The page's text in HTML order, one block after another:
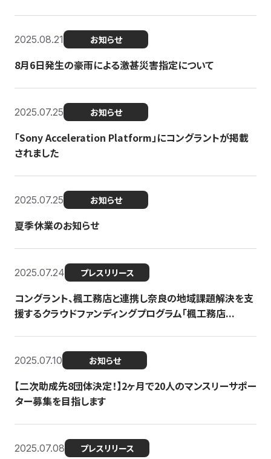
2025.08.21 お知らせ
8月6日発生の豪雨による激甚災害指定について
2025.07.25 お知らせ
「Sony Acceleration Platform」にコングラントが掲載
されました
2025.07.25 お知らせ
夏季休業のお知らせ
2025.07.24 プレスリリース
コングラント、楓工務店と連携し奈良の地域課題解決を支
援するクラウドファンディングプログラム「楓工務店...
2025.07.10 お知らせ
【二次助成先8団体決定！】2ヶ月で20人のマンスリーサポー
ター募集を目指します
2025.07.08 プレスリリース